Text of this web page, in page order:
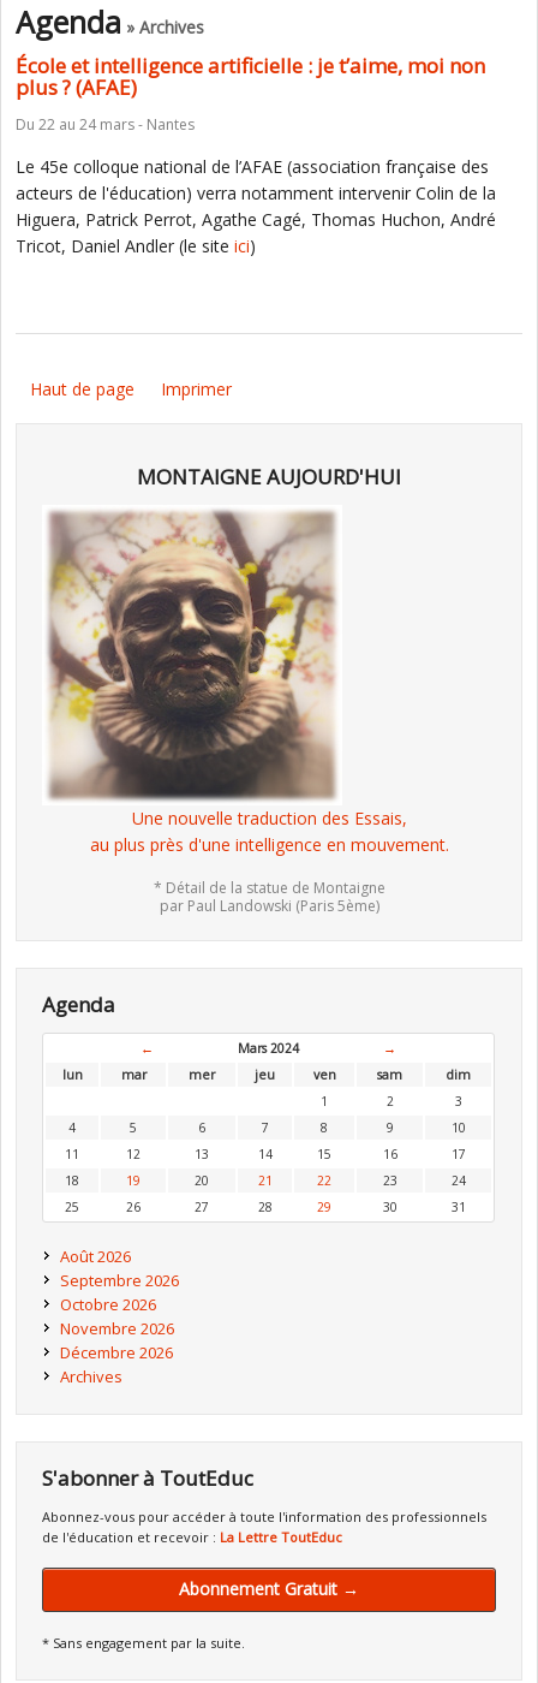
Agenda » Archives
École et intelligence artificielle : je t’aime, moi non
plus ? (AFAE)
Du 22 au 24 mars - Nantes
Le 45e colloque national de l’AFAE (association française des
acteurs de l'éducation) verra notamment intervenir Colin de la
Higuera, Patrick Perrot, Agathe Cagé, Thomas Huchon, André
Tricot, Daniel Andler (le site ici)
Haut de page Imprimer
MONTAIGNE AUJOURD'HUI
Une nouvelle traduction des Essais,
au plus près d'une intelligence en mouvement.
* Détail de la statue de Montaigne
par Paul Landowski (Paris 5ème)
Agenda
← Mars 2024
→
lun
mar mer jeu ven sam
dim
1
2
3
4
5 6 7 8 9
10
11
12 13 14 15 16
17
18
19 20 21 22 23
24
25
26 27 28 29 30 31
Août 2026
Septembre 2026
Octobre 2026
Novembre 2026
Décembre 2026
Archives
S'abonner à ToutEduc
Abonnez-vous pour accéder à toute l'information des professionnels
de l'éducation et recevoir : La Lettre ToutEduc
Abonnement Gratuit →
* Sans engagement par la suite.